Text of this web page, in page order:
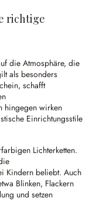
richtige
die Atmosphäre, die
als besonders
schafft
hingegen wirken
Einrichtungsstile
Lichterketten.
Kindern beliebt. Auch
Blinken, Flackern
und setzen